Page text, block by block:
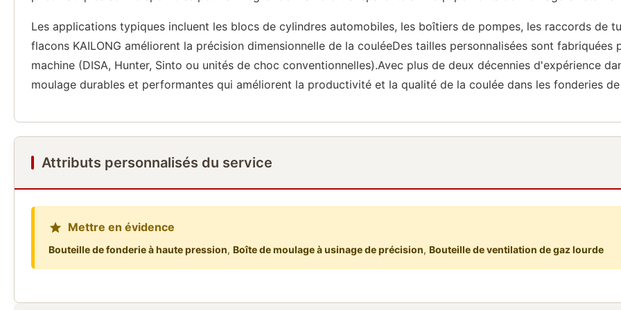
Les applications typiques incluent les blocs de cylindres automobiles, les boîtiers de pompes, les raccords de
flacons KAILONG améliorent la précision dimensionnelle de la couléeDes tailles personnalisées sont
machine (DISA, Hunter, Sinto ou unités de choc conventionnelles).Avec plus de deux décennies d'expérience
moulage durables et performantes qui améliorent la productivité et la qualité de la coulée dans les fonderies
Attributs personnalisés du service
Mettre en évidence
Bouteille de fonderie à haute pression, Boîte de moulage à usinage de précision, Bouteille de ventilation de gaz lourde